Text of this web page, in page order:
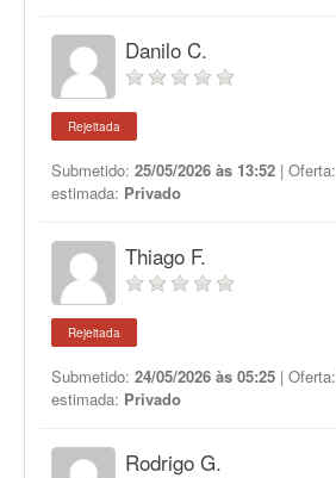
Danilo C.
Rejeitada
Submetido: 25/05/2026 às 13:52 | Oferta:
estimada: Privado
Thiago F.
Rejeitada
Submetido: 24/05/2026 às 05:25 | Oferta:
estimada: Privado
Rodrigo G.